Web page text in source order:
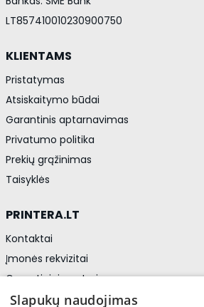
LT857410010230900750
KLIENTAMS
Pristatymas
Atsiskaitymo būdai
Garantinis aptarnavimas
Privatumo politika
Prekių grąžinimas
Taisyklės
PRINTERA.LT
Kontaktai
Įmonės rekvizitai
Garantiniai centrai
Privatumo politika
Slapukų naudojimas